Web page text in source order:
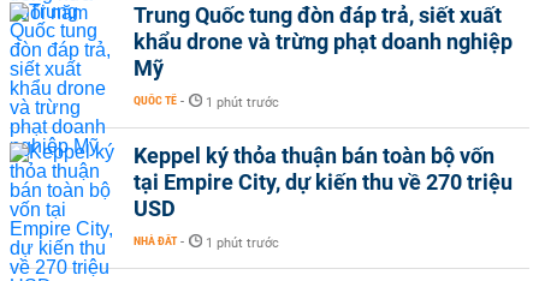
Trung Quốc tung đòn đáp trả, siết xuất
khẩu drone và trừng phạt doanh nghiệp
Mỹ
QUỐC TẾ - 1 phút trước
Keppel ký thỏa thuận bán toàn bộ vốn
tại Empire City, dự kiến thu về 270 triệu
USD
NHÀ ĐẤT - 1 phút trước